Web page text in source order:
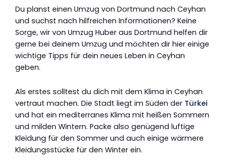
Du planst einen Umzug von Dortmund nach Ceyhan
und suchst nach hilfreichen Informationen? Keine
Sorge, wir von Umzug Huber aus Dortmund helfen dir
gerne bei deinem Umzug und möchten dir hier einige
wichtige Tipps für dein neues Leben in Ceyhan
geben.
Als erstes solltest du dich mit dem Klima in Ceyhan
vertraut machen. Die Stadt liegt im Süden der Türkei
und hat ein mediterranes Klima mit heißen Sommern
und milden Wintern. Packe also genügend luftige
Kleidung für den Sommer und auch einige wärmere
Kleidungsstücke für den Winter ein.